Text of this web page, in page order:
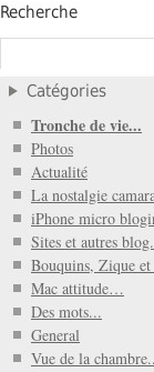
Recherche
Catégories
Tronche de vie...
Photos
Actualité
La nostalgie
iPhone micro
Sites et autres
Bouquins, Zique
Mac attitude…
Des mots...
General
Vue de la